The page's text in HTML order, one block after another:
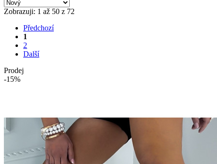
Zobrazuji: 1 až 50 z 72
Předchozí
1
2
Další
Prodej
-15%